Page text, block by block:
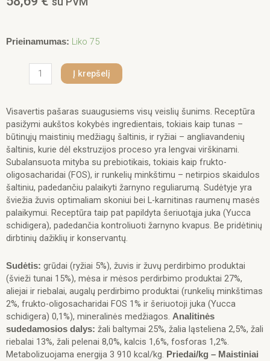
Prieinamumas: Liko 75
produkto
Gemon
Dog
Adult
Tuna
&
Rice
20
kg
Į krepšelį
Visavertis pašaras suaugusiems visų veislių šunims. Receptūra
pasižymi aukštos kokybės ingredientais, tokiais kaip tunas –
būtinųjų maistinių medžiagų šaltinis, ir ryžiai – angliavandenių
šaltinis, kurie dėl ekstruzijos proceso yra lengvai virškinami.
Subalansuota mityba su prebiotikais, tokiais kaip frukto-
oligosacharidai (FOS), ir runkelių minkštimu – netirpios skaidulos
šaltiniu, padedančiu palaikyti žarnyno reguliarumą. Sudėtyje yra
šviežia žuvis optimaliam skoniui bei L-karnitinas raumenų masės
palaikymui. Receptūra taip pat papildyta šeriuotąja juka (Yucca
schidigera), padedančia kontroliuoti žarnyno kvapus. Be pridėtinių
dirbtinių dažiklių ir konservantų.
Sudėtis: grūdai (ryžiai 5%), žuvis ir žuvų perdirbimo produktai
(švieži tunai 15%), mėsa ir mėsos perdirbimo produktai 27%,
aliejai ir riebalai, augalų perdirbimo produktai (runkelių minkštimas
2%, frukto-oligosacharidai FOS 1% ir šeriuotoji juka (Yucca
schidigera) 0,1%), mineralinės medžiagos. Analitinės
sudedamosios dalys: žali baltymai 25%, žalia ląsteliena 2,5%, žali
riebalai 13%, žali pelenai 8,0%, kalcis 1,6%, fosforas 1,2%.
Metabolizuojama energija 3 910 kcal/kg. Priedai/kg – Maistiniai